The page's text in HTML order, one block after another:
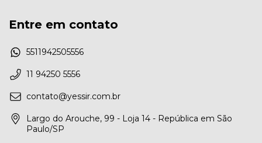
Entre em contato
5511942505556
11 94250 5556
contato@yessir.com.br
Largo do Arouche, 99 - Loja 14 - República em São
Paulo/SP